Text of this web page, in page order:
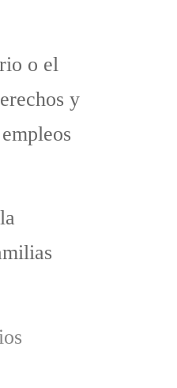
o el
y